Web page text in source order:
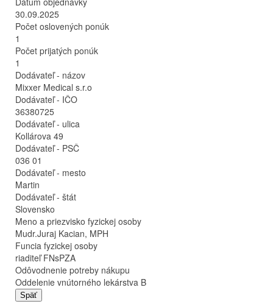
30.09.2025
Počet oslovených ponúk
1
Počet prijatých ponúk
1
Dodávateľ - názov
Mixxer Medical s.r.o
Dodávateľ - IČO
36380725
Dodávateľ - ulica
Kollárova 49
Dodávateľ - PSČ
036 01
Dodávateľ - mesto
Martin
Dodávateľ - štát
Slovensko
Meno a priezvisko fyzickej osoby
Mudr.Juraj Kacian, MPH
Funcia fyzickej osoby
riaditeľ FNsPZA
Odôvodnenie potreby nákupu
Oddelenie vnútorného lekárstva B
Späť